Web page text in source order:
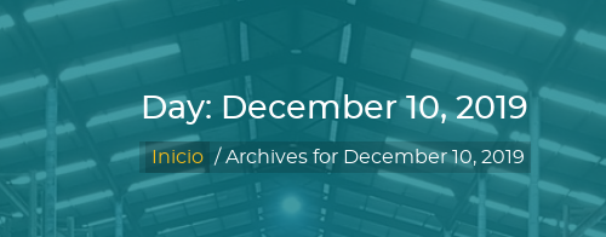
Day: December 10, 2019
Inicio /Archives for December 10, 2019